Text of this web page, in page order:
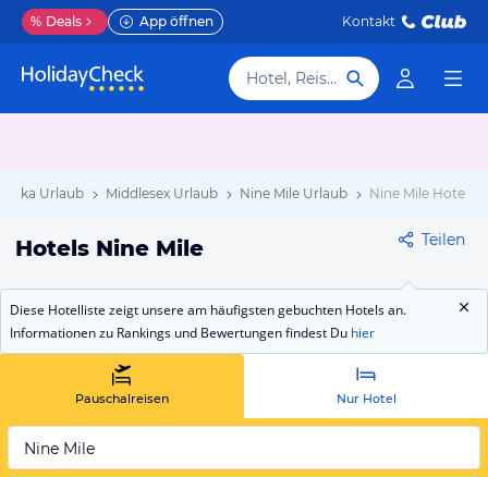
% Deals App öffnen Kontakt
Hotel, Reiseziel
Urlaub Middlesex Urlaub Nine Mile Urlaub Nine Mile Hotels
Hotels Nine Mile Teilen
Diese Hotelliste zeigt unsere am häufigsten gebuchten Hotels an.
Informationen zu Rankings und Bewertungen findest Du hier
Pauschalreisen Nur Hotel
Nine Mile